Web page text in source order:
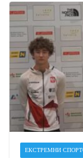
ЕКСТРЕМНИ